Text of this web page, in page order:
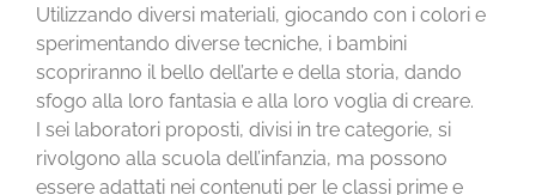
Utilizzando diversi materiali, giocando con i colori e
sperimentando diverse tecniche, i bambini
scopriranno il bello dell’arte e della storia, dando
sfogo alla loro fantasia e alla loro voglia di creare.
I sei laboratori proposti, divisi in tre categorie, si
rivolgono alla scuola dell’infanzia, ma possono
essere adattati nei contenuti per le classi prime e